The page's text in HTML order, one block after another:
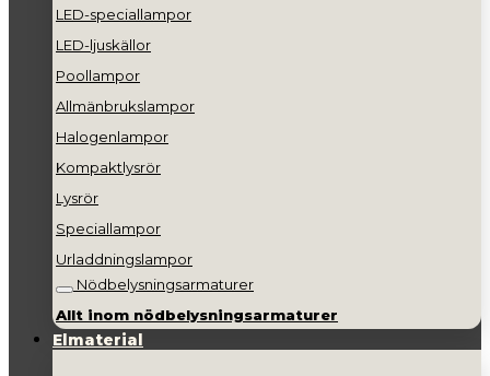
LED-speciallampor
LED-ljuskällor
Poollampor
Allmänbrukslampor
Halogenlampor
Kompaktlysrör
Lysrör
Speciallampor
Urladdningslampor
Nödbelysningsarmaturer
Allt inom nödbelysningsarmaturer
Elmaterial